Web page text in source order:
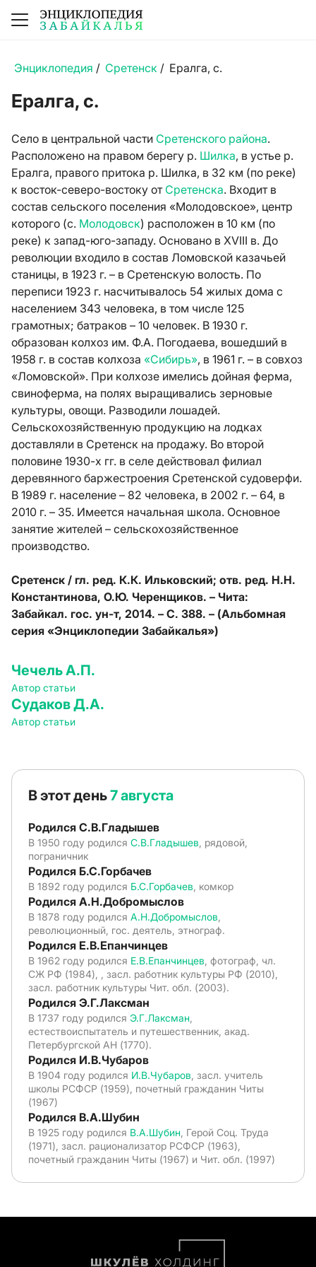
Энциклопедия / Сретенск / Ералга, с.
Ералга, с.
Село в центральной части Сретенского района.
Расположено на правом берегу р. Шилка, в устье р.
Ералга, правого притока р. Шилка, в 32 км (по реке)
к восток-северо-востоку от Сретенска. Входит в
состав сельского поселения «Молодовское», центр
которого (с. Молодовск) расположен в 10 км (по
реке) к запад-юго-западу. Основано в XVIII в. До
революции входило в состав Ломовской казачьей
станицы, в 1923 г. – в Сретенскую волость. По
переписи 1923 г. насчитывалось 54 жилых дома с
населением 343 человека, в том числе 125
грамотных; батраков – 10 человек. В 1930 г.
образован колхоз им. Ф.А. Погодаева, вошедший в
1958 г. в состав колхоза «Сибирь», в 1961 г. – в совхоз
«Ломовской». При колхозе имелись дойная ферма,
свиноферма, на полях выращивались зерновые
культуры, овощи. Разводили лошадей.
Сельскохозяйственную продукцию на лодках
доставляли в Сретенск на продажу. Во второй
половине 1930-х гг. в селе действовал филиал
деревянного баржестроения Сретенской судоверфи.
В 1989 г. население – 82 человека, в 2002 г. – 64, в
2010 г. – 35. Имеется начальная школа. Основное
занятие жителей – сельскохозяйственное
производство.
Сретенск / гл. ред. К.К. Ильковский; отв. ред. Н.Н.
Константинова, О.Ю. Черенщиков. – Чита:
Забайкал. гос. ун-т, 2014. – С. 388. – (Альбомная
серия «Энциклопедии Забайкалья»)
Чечель А.П.
Автор статьи
Судаков Д.А.
Автор статьи
В этот день7 августа
Родился С.В.Гладышев
В 1950 году родился С.В.Гладышев , рядовой,
пограничник
Родился Б.С.Горбачев
В 1892 году родился Б.С.Горбачев , комкор
Родился А.Н.Добромыслов
В 1878 году родился А.Н.Добромыслов
революционный, гос. деятель, этнограф.
Родился Е.В.Епанчинцев
В 1962 году родился Е.В.Епанчинцев , фотограф, чл.
СЖ РФ (1984), , засл. работник культуры РФ (2010),
засл. работник культуры Чит. обл. (2003).
Родился Э.Г.Лаксман
В 1737 году родился Э.Г.Лаксман
естествоиспытатель и путешественник, акад.
Петербургской АН (1770).
Родился И.В.Чубаров
В 1904 году родился И.В.Чубаров , засл. учитель
школы РСФСР (1959), почетный гражданин Читы
(1967)
Родился В.А.Шубин
В 1925 году родился В.А.Шубин , Герой Соц. Труда
(1971), засл. рационализатор РСФСР (1963),
почетный гражданин Читы (1967) и Чит. обл. (1997)